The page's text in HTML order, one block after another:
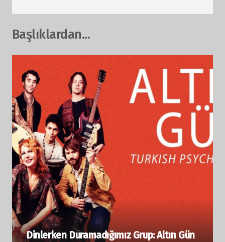
Başlıklardan...
Dinlerken Duramadığımız Grup: Altın Gün